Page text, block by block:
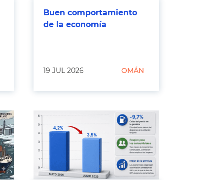
Buen comportamiento
de la economía
19 JUL 2026 OMÁN